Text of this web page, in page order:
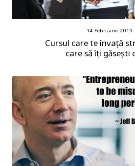
14 Februarie 2019
Cursul care te învață
care să îți găsești